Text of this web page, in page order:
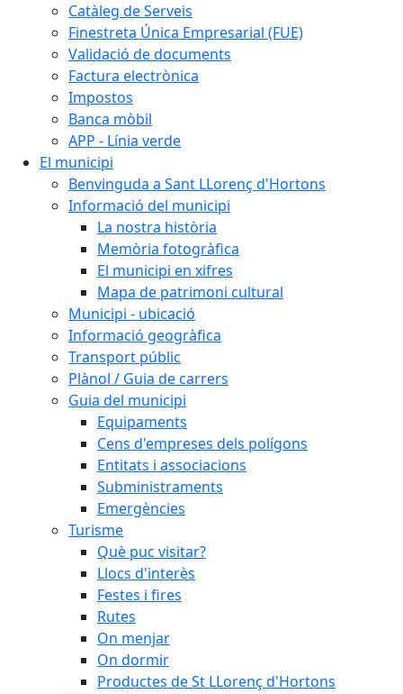
Catàleg de Serveis
Finestreta Única Empresarial (FUE)
Validació de documents
Factura electrònica
Impostos
Banca mòbil
APP - Línia verde
El municipi
Benvinguda a Sant LLorenç d'Hortons
Informació del municipi
La nostra història
Memòria fotogràfica
El municipi en xifres
Mapa de patrimoni cultural
Municipi - ubicació
Informació geogràfica
Transport públic
Plànol / Guia de carrers
Guia del municipi
Equipaments
Cens d'empreses dels polígons
Entitats i associacions
Subministraments
Emergències
Turisme
Què puc visitar?
Llocs d'interès
Festes i fires
Rutes
On menjar
On dormir
Productes de St LLorenç d'Hortons